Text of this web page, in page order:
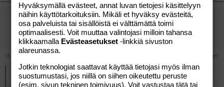
Arseripaska
Jäsen
13.12.2007 #7
Alkuperäinen kirjoittajamuuhahainen:
Hyväksymällä evästeet, annat luvan tietojesi käsittelyyn
näihin käyttötarkoituksiin. Mikäli et hyväksy evästeitä,
osa palveluista tai sisällöistä ei välttämättä toimi
optimaalisesti. Voit muuttaa valintojasi milloin tahansa
klikkaamalla Evästeasetukset -linkkiä sivuston
alareunassa.
Jotkin teknologiat saattavat käyttää tietojasi myös ilman
suostumustasi, jos niillä on siihen oikeutettu peruste
(esim. sivun tekninen toimivuus). Voit vastustaa tätä tai